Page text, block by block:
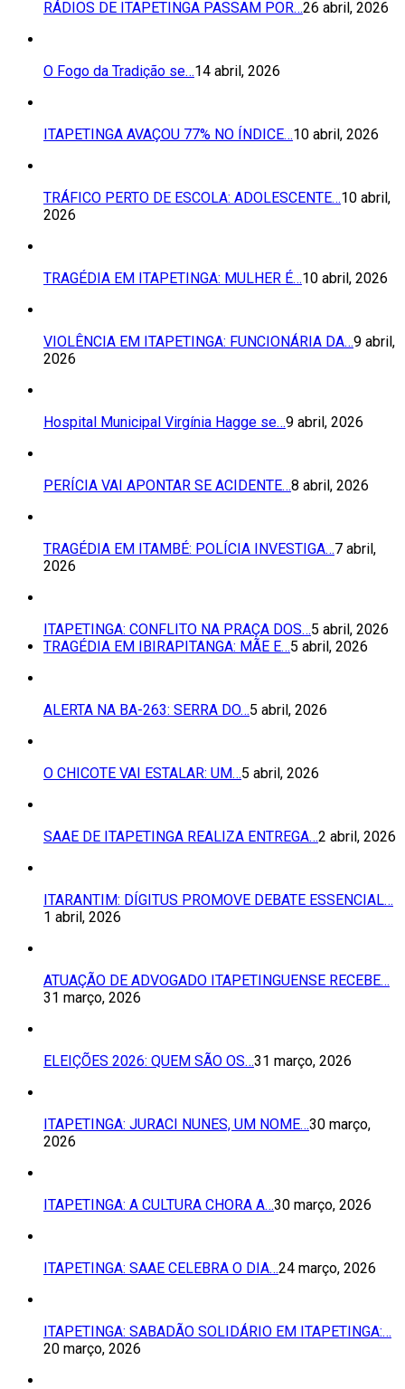
RÁDIOS DE ITAPETINGA PASSAM POR…26 abril, 2026
O Fogo da Tradição se…14 abril, 2026
ITAPETINGA AVAÇOU 77% NO ÍNDICE…10 abril, 2026
TRÁFICO PERTO DE ESCOLA: ADOLESCENTE…10 abril,
2026
TRAGÉDIA EM ITAPETINGA: MULHER É…10 abril, 2026
VIOLÊNCIA EM ITAPETINGA: FUNCIONÁRIA DA…9 abril,
2026
Hospital Municipal Virgínia Hagge se…9 abril, 2026
PERÍCIA VAI APONTAR SE ACIDENTE…8 abril, 2026
TRAGÉDIA EM ITAMBÉ: POLÍCIA INVESTIGA…7 abril,
2026
ITAPETINGA: CONFLITO NA PRAÇA DOS…5 abril, 2026
TRAGÉDIA EM IBIRAPITANGA: MÃE E…5 abril, 2026
ALERTA NA BA-263: SERRA DO…5 abril, 2026
O CHICOTE VAI ESTALAR: UM…5 abril, 2026
SAAE DE ITAPETINGA REALIZA ENTREGA…2 abril, 2026
ITARANTIM: DÍGITUS PROMOVE DEBATE ESSENCIAL…
1 abril, 2026
ATUAÇÃO DE ADVOGADO ITAPETINGUENSE RECEBE…
31 março, 2026
ELEIÇÕES 2026: QUEM SÃO OS…31 março, 2026
ITAPETINGA: JURACI NUNES, UM NOME…30 março,
2026
ITAPETINGA: A CULTURA CHORA A…30 março, 2026
ITAPETINGA: SAAE CELEBRA O DIA…24 março, 2026
ITAPETINGA: SABADÃO SOLIDÁRIO EM ITAPETINGA:…
20 março, 2026